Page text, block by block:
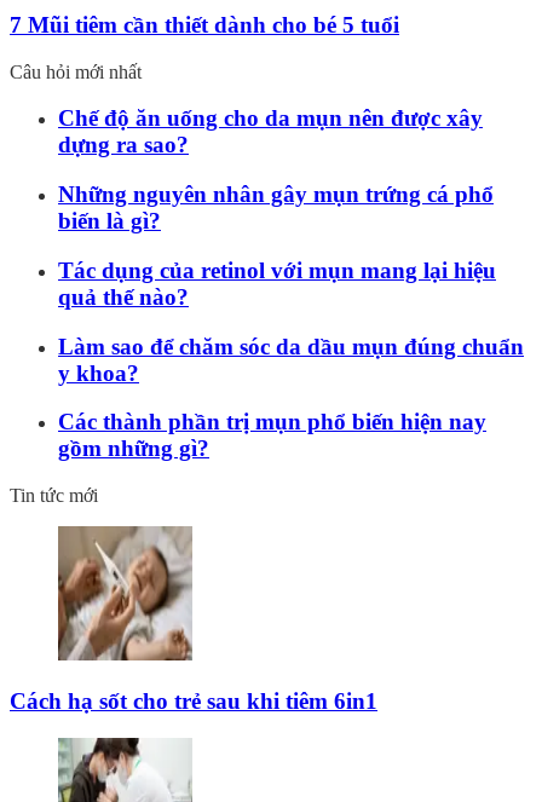
7 Mũi tiêm cần thiết dành cho bé 5 tuổi
Câu hỏi mới nhất
Chế độ ăn uống cho da mụn nên được xây
dựng ra sao?
Những nguyên nhân gây mụn trứng cá phổ
biến là gì?
Tác dụng của retinol với mụn mang lại hiệu
quả thế nào?
Làm sao để chăm sóc da dầu mụn đúng chuẩn
y khoa?
Các thành phần trị mụn phổ biến hiện nay
gồm những gì?
Tin tức mới
Cách hạ sốt cho trẻ sau khi tiêm 6in1